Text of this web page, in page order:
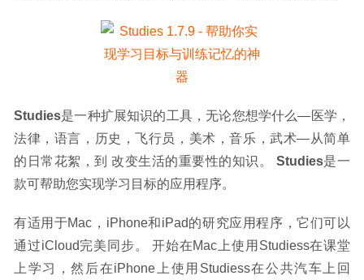
Studies是一种扩展知识的工具，无论您想学什么—医学，
法律，语言，历史，飞行员，美术，音乐，武术—从简单
的日常花絮，到 改变生活的重要性的知识。 Studies是一
款可帮助您实现学习目标的应用程序。
有适用于Mac，iPhone和iPad的研究应用程序，它们可以
通过iCloud完美同步。 开始在Mac上使用Studiess在课堂
上学习，然后在iPhone上使用Studiess在公共汽车上回